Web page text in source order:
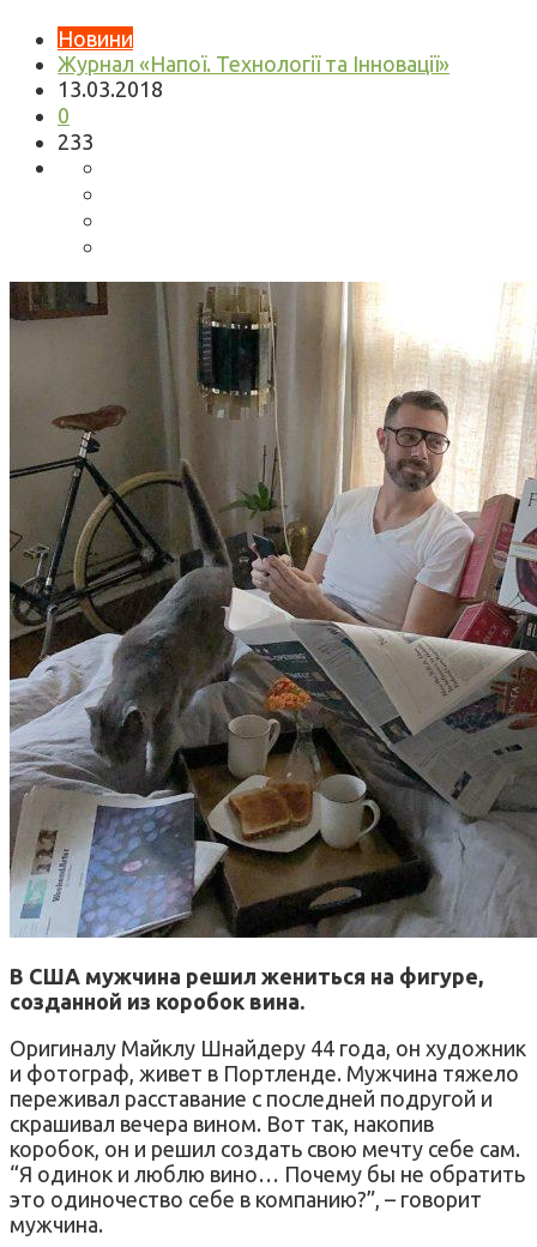
Новини
Журнал «Напої. Технології та Інновації»
13.03.2018
0
233
В США мужчина решил жениться на фигуре,
созданной из коробок вина.
Оригиналу Майклу Шнайдеру 44 года, он художник
и фотограф, живет в Портленде. Мужчина тяжело
переживал расставание с последней подругой и
скрашивал вечера вином. Вот так, накопив
коробок, он и решил создать свою мечту себе сам.
“Я одинок и люблю вино… Почему бы не обратить
это одиночество себе в компанию?”, – говорит
мужчина.